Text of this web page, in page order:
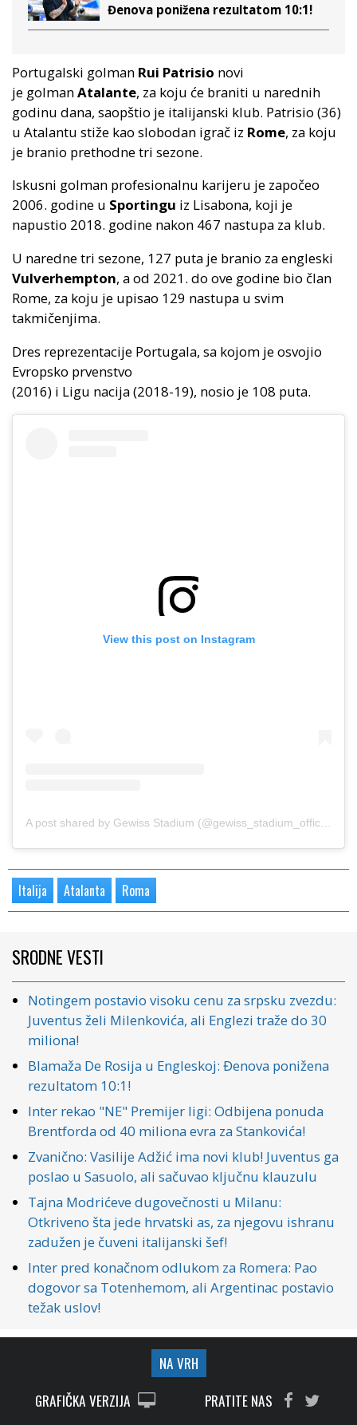
Đenova ponižena rezultatom 10:1!
Portugalski golman Rui Patrisio novi
je golmanAtalante, za koju će braniti u narednih
godinu dana, saopštio je italijanski klub. Patrisio (36)
u Atalantu stiže kao slobodan igrač iz Rome, za koju
je branio prethodne tri sezone.
Iskusni golman profesionalnu karijeru je započeo
2006. godine u Sportingu iz Lisabona, koji je
napustio 2018. godine nakon 467 nastupa za klub.
U naredne tri sezone, 127 puta je branio za engleski
Vulverhempton, a od 2021. do ove godine bio član
Rome, za koju je upisao 129 nastupa u svim
takmičenjima.
Dres reprezentacije Portugala, sa kojom je osvojio
Evropsko prvenstvo
(2016) i Ligu nacija (2018-19), nosio je 108 puta.
View this post on Instagram
A post shared by Gewiss Stadium (@gewiss_stadium_official)
Italija Atalanta Roma
SRODNE VESTI
Notingem postavio visoku cenu za srpsku zvezdu:
Juventus želi Milenkovića, ali Englezi traže do 30
miliona!
Blamaža De Rosija u Engleskoj: Đenova ponižena
rezultatom 10:1!
Inter rekao "NE" Premijer ligi: Odbijena ponuda
Brentforda od 40 miliona evra za Stankovića!
Zvanično: Vasilije Adžić ima novi klub! Juventus ga
poslao u Sasuolo, ali sačuvao ključnu klauzulu
Tajna Modrićeve dugovečnosti u Milanu:
Otkriveno šta jede hrvatski as, za njegovu ishranu
zadužen je čuveni italijanski šef!
Inter pred konačnom odlukom za Romera: Pao
dogovor sa Totenhemom, ali Argentinac postavio
težak uslov!
NA VRH
GRAFIČKA VERZIJA
PRATITE NAS